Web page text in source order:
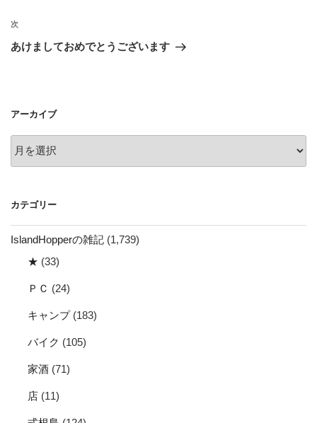
ビ
ゲ
ン
稿
次
の
次
あけましておめでとうございます
アーカイブ
ー
ブ
カテゴリー
IslandHopperの雑記 (1,739)
★ (33)
ＰＣ (24)
キャンプ(183)
バイク (105)
家酒 (71)
店 (11)